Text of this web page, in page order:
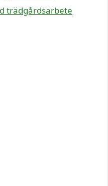
trädgårdsarbete